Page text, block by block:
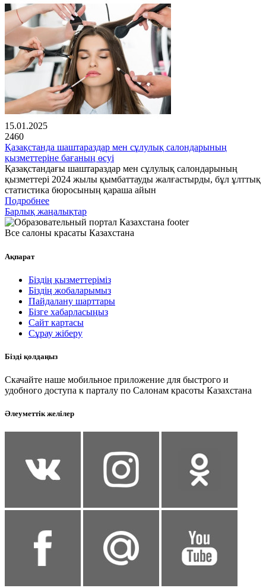
15.01.2025
2460
Қазақстанда шаштараздар мен сұлулық салондарының
қызметтеріне бағаның өсуі
Қазақстандағы шаштараздар мен сұлулық салондарының
қызметтері 2024 жылы қымбаттауды жалғастырды, бұл ұлттық
статистика бюросының қараша айын
Подробнее
Барлық жаңалықтар
Все салоны красаты Казахстана
Ақпарат
Біздің қызметтеріміз
Біздің жобаларымыз
Пайдалану шарттары
Бізге хабарласыңыз
Сайт картасы
Сұрау жіберу
Бізді қолдаңыз
Скачайте наше мобильное приложение для быстрого и
удобного доступа к парталу по Салонам красоты Казахстана
Әлеуметтік желілер